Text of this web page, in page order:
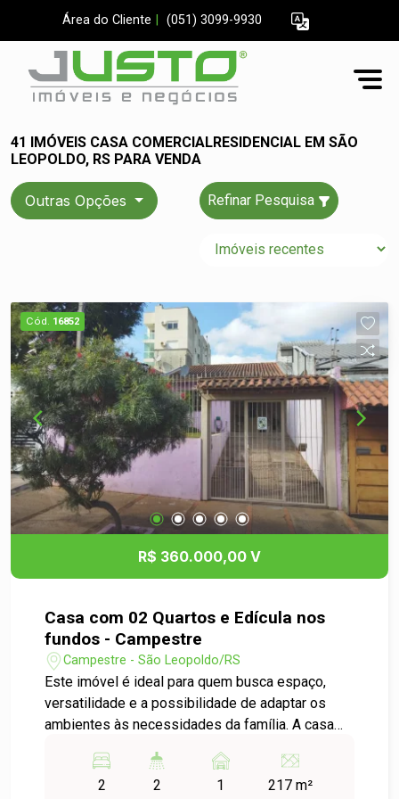
Área do Cliente (051) 3099-9930
41 IMÓVEIS CASA COMERCIALRESIDENCIAL EM SÃO
LEOPOLDO, RS PARA VENDA
Outras Opções Refinar Pesquisa
Cód. 16852
R$ 360.000,00 V
Casa com 02 Quartos e Edícula nos
fundos - Campestre
Campestre - São Leopoldo/RS
Este imóvel é ideal para quem busca espaço,
versatilidade e a possibilidade de adaptar os
ambientes às necessidades da família. A casa
salas de estar e jantar integradas, cozinha,
banheiro e um belo jardim frontal, que
2 2 1 217 m²